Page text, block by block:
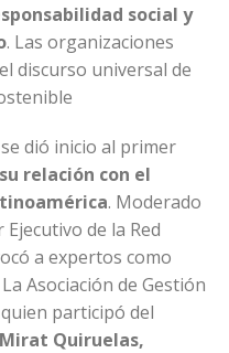
social y
. Las organizaciones
discurso universal de
dió inicio al primer
relación con el
. Moderado
de la Red
a expertos como
Asociación de Gestión
participó del
Quiruelas,